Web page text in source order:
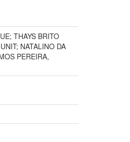
THAYS BRITO
NATALINO DA
PEREIRA,